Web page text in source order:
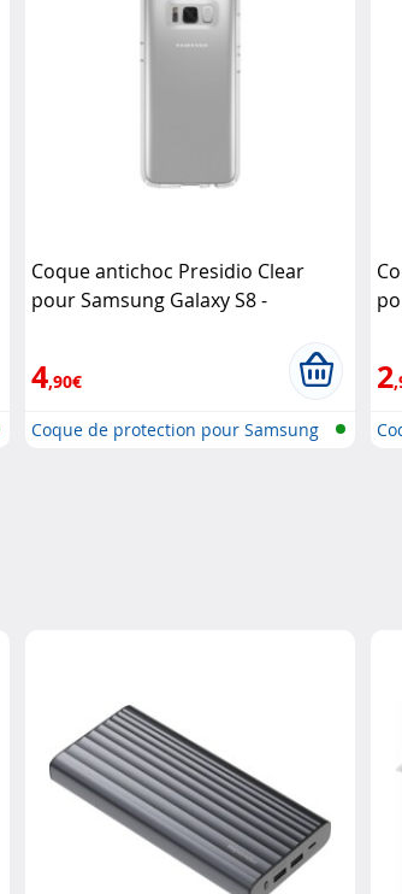
Coque antichoc Presidio Clear
pour Samsung Galaxy S8 -
4,90€
Coque de protection pour Samsung
2